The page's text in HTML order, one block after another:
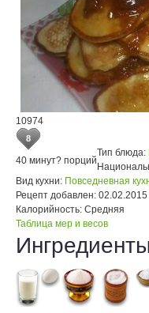
10974
8
40 минут? порций
Тип блюда:
Вид кухни: Повседневная
Рецепт добавлен: 02.02.2015
Калорийность: Средняя
Таблица мер и весов